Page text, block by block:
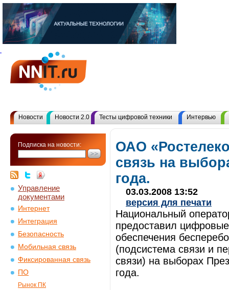
Новости Новости 2.0 Тесты цифровой техники Интервью
Подписка на новости:
Управление
документами
Интернет
Интеграция
Безопасность
Мобильная связь
Фиксированная связь
ПО
Рынок ПК
ОАО
связь на
года.
03.03.2008 13:52
версия для печати
Национальный
предоставил
обеспечения
(подсистема связи и
связи) на выборах
года.